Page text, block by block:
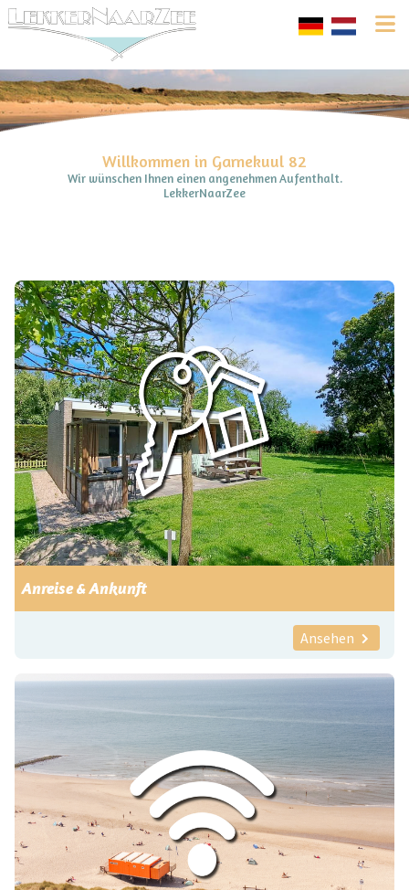
Willkommen in Garnekuul 82
Wir wünschen Ihnen einen angenehmen Aufenthalt.
LekkerNaarZee
Anreise & Ankunft
Ansehen